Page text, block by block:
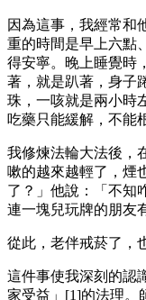
因為這事，我經常和
重的時間是早上六點
得安寧。晚上睡覺時
著，就是趴著，身子
珠，一咳就是兩小時
吃藥只能緩解，不能
我修煉法輪大法後，
嗽的越來越輕了，煙
了？」他說：「不知
連一塊兒玩牌的朋友
從此，老伴戒菸了，
這件事使我深刻的認
家受益」[1]的法理。